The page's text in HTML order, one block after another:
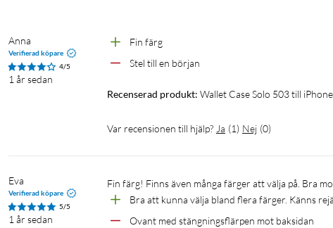
Anna
Verifierad köpare
4/5
1 år sedan
Fin färg
Stel till en början
Recenserad produkt: Wallet Case Solo 503 till
Var recensionen till hjälp? Ja (1) Nej (0)
Eva
Verifierad köpare
5/5
1 år sedan
Fin färg! Finns även många färger att välja på. Bra
Bra att kunna välja bland flera färger. Känns
Ovant med stängningsflärpen mot baksidan